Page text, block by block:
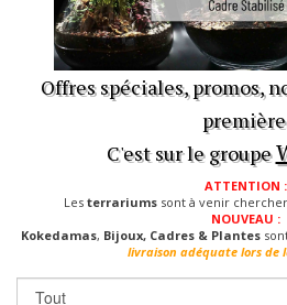
Offres spéciales, promos,
C'est sur le groupe
ATTENTION :
Lesterrariums sont à venir
NOUVEAU :
Kokedamas, Bijoux, Cadres & Plantes
livraison adéquate lors de